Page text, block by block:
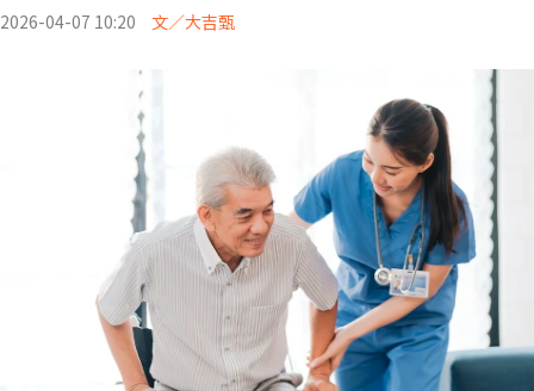
2026-04-07 10:20 文／大吉甄